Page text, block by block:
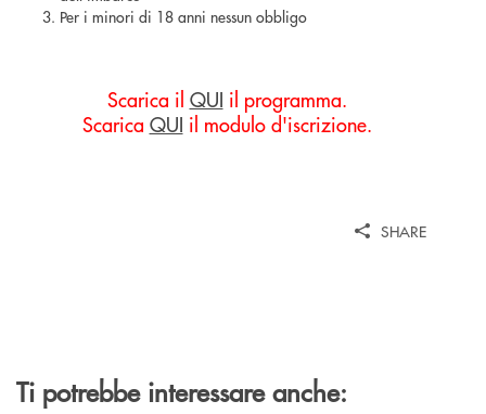
Per i minori di 18 anni nessun obbligo
Scarica il QUI il programma.
Scarica QUI il modulo d'iscrizione.
SHARE
Ti potrebbe interessare anche: